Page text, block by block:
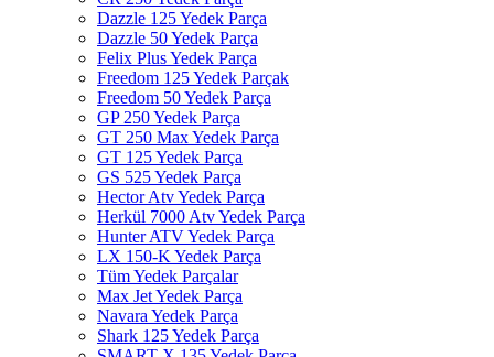
Dazzle 125 Yedek Parça
Dazzle 50 Yedek Parça
Felix Plus Yedek Parça
Freedom 125 Yedek Parçak
Freedom 50 Yedek Parça
GP 250 Yedek Parça
GT 250 Max Yedek Parça
GT 125 Yedek Parça
GS 525 Yedek Parça
Hector Atv Yedek Parça
Herkül 7000 Atv Yedek Parça
Hunter ATV Yedek Parça
LX 150-K Yedek Parça
Tüm Yedek Parçalar
Max Jet Yedek Parça
Navara Yedek Parça
Shark 125 Yedek Parça